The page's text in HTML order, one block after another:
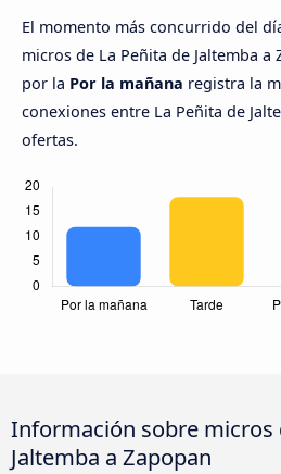
El momento más concurrido del
micros de La Peñita de Jaltemba
por la Por la mañana registra la
conexiones entre La Peñita de
ofertas.
Información sobre micros
Jaltemba a Zapopan